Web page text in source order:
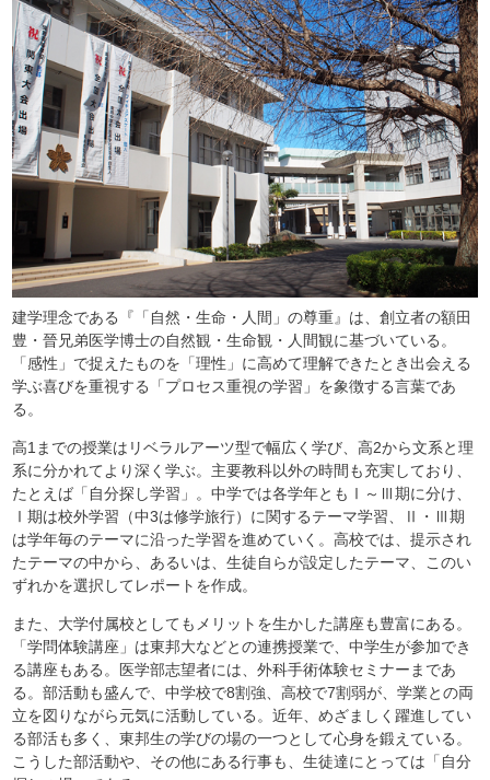
建学理念である『「自然・生命・人間」の尊重』は、創立者の額田
豊・晉兄弟医学博士の自然観・生命観・人間観に基づいている。
「感性」で捉えたものを「理性」に高めて理解できたとき出会える
学ぶ喜びを重視する「プロセス重視の学習」を象徴する言葉であ
る。
高1までの授業はリベラルアーツ型で幅広く学び、高2から文系と理
系に分かれてより深く学ぶ。主要教科以外の時間も充実しており、
たとえば「自分探し学習」。中学では各学年ともⅠ～Ⅲ期に分け、
Ⅰ期は校外学習（中3は修学旅行）に関するテーマ学習、Ⅱ・Ⅲ期
は学年毎のテーマに沿った学習を進めていく。高校では、提示され
たテーマの中から、あるいは、生徒自らが設定したテーマ、このい
ずれかを選択してレポートを作成。
また、大学付属校としてもメリットを生かした講座も豊富にある。
「学問体験講座」は東邦大などとの連携授業で、中学生が参加でき
る講座もある。医学部志望者には、外科手術体験セミナーまであ
る。部活動も盛んで、中学校で8割強、高校で7割弱が、学業との両
立を図りながら元気に活動している。近年、めざましく躍進してい
る部活も多く、東邦生の学びの場の一つとして心身を鍛えている。
こうした部活動や、その他にある行事も、生徒達にとっては「自分